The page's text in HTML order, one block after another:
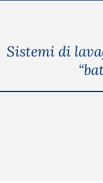
Sistemi di